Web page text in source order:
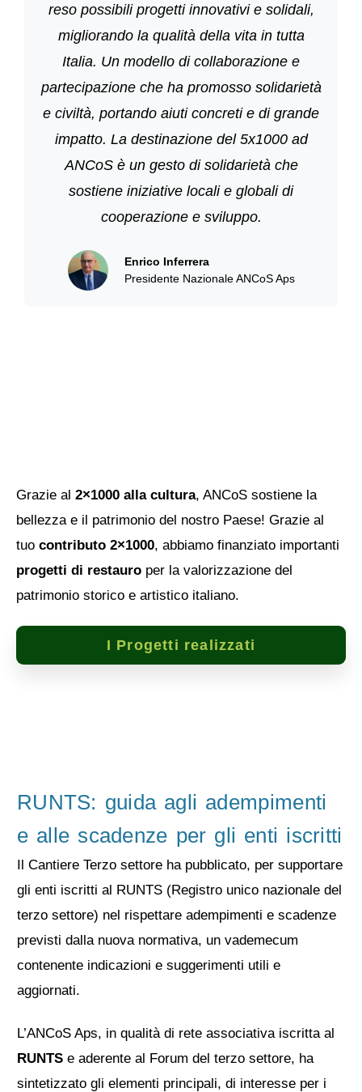
reso possibili progetti innovativi e solidali,
migliorando la qualità della vita in tutta
Italia. Un modello di collaborazione e
partecipazione che ha promosso solidarietà
e civiltà, portando aiuti concreti e di grande
impatto. La destinazione del 5x1000 ad
ANCoS è un gesto di solidarietà che
sostiene iniziative locali e globali di
cooperazione e sviluppo.
Enrico Inferrera
Presidente Nazionale ANCoS Aps
Grazie al 2×1000 alla cultura, ANCoS sostiene la
bellezza e il patrimonio del nostro Paese! Grazie al
tuo contributo 2×1000, abbiamo finanziato importanti
progetti di restauro per la valorizzazione del
patrimonio storico e artistico italiano.
I Progetti realizzati
RUNTS: guida agli adempimenti
e alle scadenze per gli enti iscritti
Il Cantiere Terzo settore ha pubblicato, per supportare
gli enti iscritti al RUNTS (Registro unico nazionale del
terzo settore) nel rispettare adempimenti e scadenze
previsti dalla nuova normativa, un vademecum
contenente indicazioni e suggerimenti utili e
aggiornati.
L’ANCoS Aps, in qualità di rete associativa iscritta al
RUNTSe aderente al Forum del terzo settore, ha
sintetizzato gli elementi principali, di interesse per i